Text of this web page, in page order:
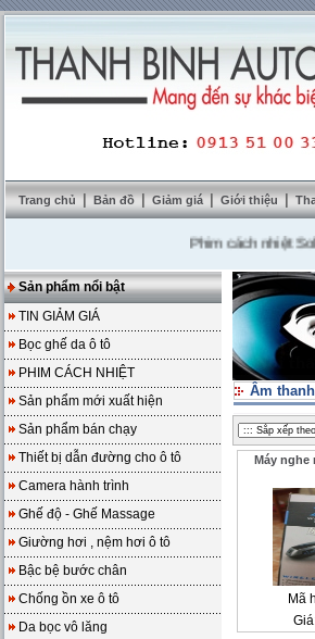
Trang chủ | Bản đồ | Giảm giá | Giới thiệu |
Phim cách nhiệt
Sản phẩm nổi bật
TIN GIẢM GIÁ
Bọc ghế da ô tô
PHIM CÁCH NHIỆT
Sản phẩm mới xuất hiện
Sản phẩm bán chạy
Thiết bị dẫn đường cho ô tô
Camera hành trình
Ghế độ - Ghế Massage
Giường hơi , nệm hơi ô tô
Bậc bệ bước chân
Chống ồn xe ô tô
Da bọc vô lăng
Âm
Máy nghe
Mã